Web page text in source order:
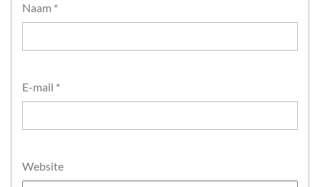
Naam *
E-mail *
Website